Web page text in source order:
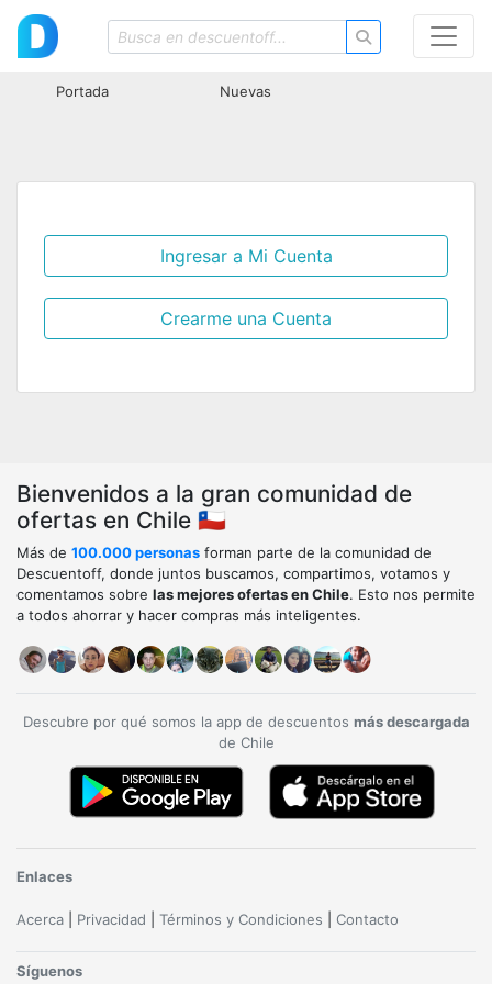
Portada Nuevas
Ingresar a Mi Cuenta
Crearme una Cuenta
Bienvenidos a la gran comunidad de
ofertas en Chile 🇨🇱
Más de 100.000 personas forman parte de la comunidad de
Descuentoff, donde juntos buscamos, compartimos, votamos y
comentamos sobre las mejores ofertas en Chile. Esto nos permite
a todos ahorrar y hacer compras más inteligentes.
Descubre por qué somos la app de descuentos más descargada
de Chile
Enlaces
Acerca Privacidad Términos y Condiciones Contacto
Síguenos